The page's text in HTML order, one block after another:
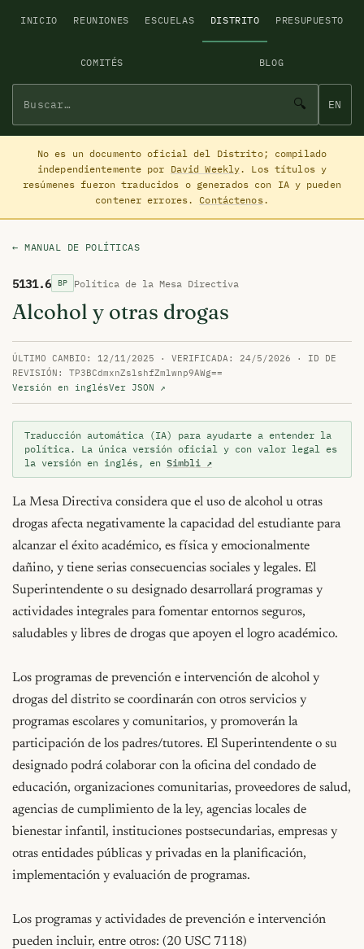
INICIO REUNIONES ESCUELAS DISTRITO PRESUPUESTO
COMITÉS BLOG
🔍 EN
No es un documento oficial del Distrito; compilado
independientemente por David Weekly. Los títulos y
resúmenes fueron traducidos o generados con IA y pueden
contener errores. Contáctenos.
← MANUAL DE POLÍTICAS
5131.6 BP Política de la Mesa Directiva
Alcohol y otras drogas
ÚLTIMO CAMBIO: 12/11/2025 · VERIFICADA: 24/5/2026 · ID DE
REVISIÓN: TP3BCdmxnZslshfZmlwnp9AWg==
Versión en inglésVer JSON ↗
Traducción automática (IA) para ayudarte a entender la
política. La única versión oficial y con valor legal es
la versión en inglés, en Simbli ↗
La Mesa Directiva considera que el uso de alcohol u otras
drogas afecta negativamente la capacidad del estudiante para
alcanzar el éxito académico, es física y emocionalmente
dañino, y tiene serias consecuencias sociales y legales. El
Superintendente o su designado desarrollará programas y
actividades integrales para fomentar entornos seguros,
saludables y libres de drogas que apoyen el logro académico.
Los programas de prevención e intervención de alcohol y
drogas del distrito se coordinarán con otros servicios y
programas escolares y comunitarios, y promoverán la
participación de los padres/tutores. El Superintendente o su
designado podrá colaborar con la oficina del condado de
educación, organizaciones comunitarias, proveedores de salud,
agencias de cumplimiento de la ley, agencias locales de
bienestar infantil, instituciones postsecundarias, empresas y
otras entidades públicas y privadas en la planificación,
implementación y evaluación de programas.
Los programas y actividades de prevención e intervención
pueden incluir, entre otros: (20 USC 7118)